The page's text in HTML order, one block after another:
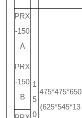
PRX
-150
A
1
5
0
475*475*650
(625*545*13
PRX
-150
B